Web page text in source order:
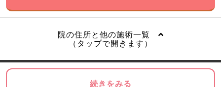
院の住所と他の施術一覧
（タップで開きます）
続きをみる